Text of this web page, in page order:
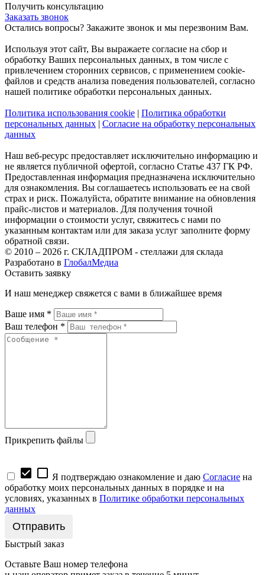
Получить консультацию
Заказать звонок
Остались вопросы? Закажите звонок и мы перезвоним Вам.
Используя этот сайт, Вы выражаете согласие на сбор и
обработку Ваших персональных данных, в том числе с
привлечением сторонних сервисов, с применением cookie-
файлов и средств анализа поведения пользователей, согласно
нашей политике обработки персональных данных.
Политика использования cookie | Политика обработки
персональных данных | Согласие на обработку персональных
данных
Наш веб-ресурс предоставляет исключительно информацию и
не является публичной офертой, согласно Статье 437 ГК РФ.
Предоставленная информация предназначена исключительно
для ознакомления. Вы соглашаетесь использовать ее на свой
страх и риск. Пожалуйста, обратите внимание на обновления
прайс-листов и материалов. Для получения точной
информации о стоимости услуг, свяжитесь с нами по
указанным контактам или для заказа услуг заполните форму
обратной связи.
© 2010 – 2026 г. СКЛАДПРОМ - стеллажи для склада
Разработано в ГлобалМедиа
Оставить заявку
И наш менеджер свяжется с вами в ближайшее время
Ваше имя *
Ваш телефон *
Прикрепить файлы
check_box check_box_outline_blank Я подтверждаю ознакомление и даю Согласие на
обработку моих персональных данных в порядке и на
условиях, указанных в Политике обработки персональных
данных
Быстрый заказ
Оставьте Ваш номер телефона